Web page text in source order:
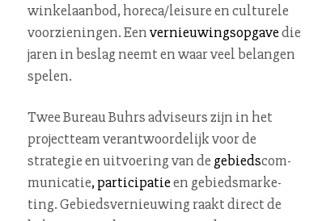
voor­zie­nin­gen. Eenver­nieu­wings­op­ga­vedie
jaren in beslag neemt en waar veel belangen
spelen.
Twee Bureau Buhrs adviseurs zijn in het
projectteam ver­ant­woor­de­lijk voor de
strategie en uitvoering van de gebiedscom­
mu­ni­ca­tie, par­ti­ci­pa­tieen ge­bieds­mar­ke­
ting. Ge­bieds­ver­nieu­wing raakt direct de